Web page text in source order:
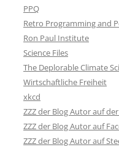
PPQ
Retro Programming and
Ron Paul Institute
Science Files
The Deplorable Climate
Wirtschaftliche Freiheit
xkcd
ZZZ der Blog Autor auf
ZZZ der Blog Autor auf
ZZZ der Blog Autor auf